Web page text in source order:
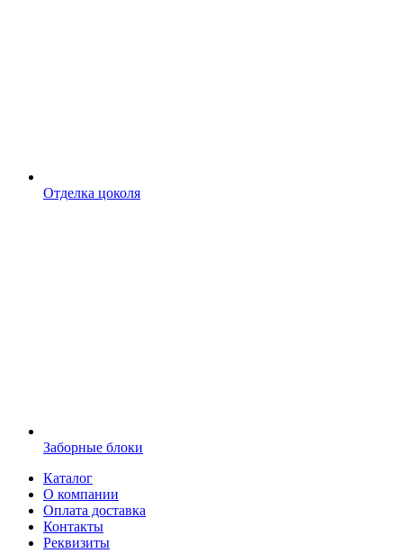
Отделка цоколя
Заборные блоки
Каталог
О компании
Оплата доставка
Контакты
Реквизиты